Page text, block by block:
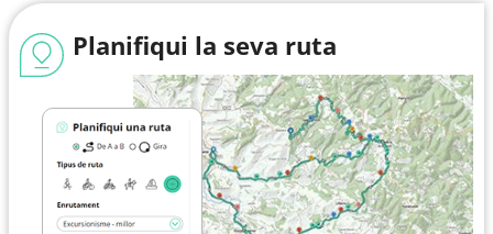
Planifiqui la seva ruta